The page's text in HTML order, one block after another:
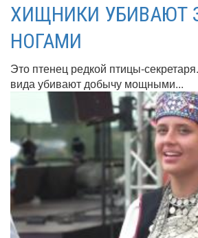
ХИЩНИКИ УБИВАЮТ
НОГАМИ
Это птенец редкой птицы-
вида убивают добычу мощными...